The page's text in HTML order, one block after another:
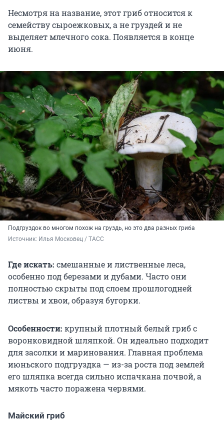
Несмотря на название, этот гриб относится к
семейству сыроежковых, а не груздей и не
выделяет млечного сока. Появляется в конце
июня.
Подгруздок во многом похож на груздь, но это два разных гриба
Источник: Илья Московец / ТАСС
Где искать: смешанные и лиственные леса,
особенно под березами и дубами. Часто они
полностью скрыты под слоем прошлогодней
листвы и хвои, образуя бугорки.
Особенности: крупный плотный белый гриб с
воронковидной шляпкой. Он идеально подходит
для засолки и маринования. Главная проблема
июньского подгруздка — из-за роста под землей
его шляпка всегда сильно испачкана почвой, а
мякоть часто поражена червями.
Майский гриб